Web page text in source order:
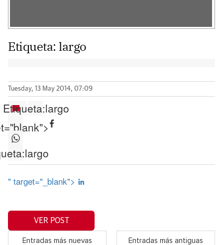
Etiqueta:largo
Tuesday, 13 May 2014, 07:09
Etiqueta:largo
largo
" target="_blank">
VER POST
Entradas más nuevas Entradas más antiguas